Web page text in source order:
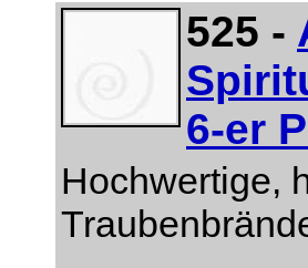
525 -
6-er
Hochwertige,